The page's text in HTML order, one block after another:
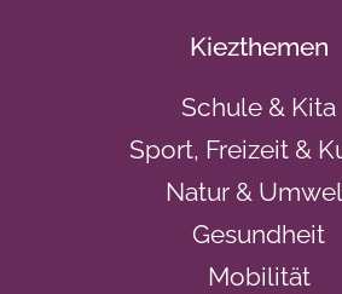
Kiezthemen
Schule & Kita
Sport, Freizeit &
Natur &
Gesundheit
Mobilität